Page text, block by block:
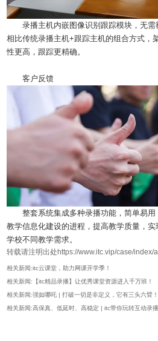
录播主机内嵌图像识别跟踪模块，无需
相比传统录播主机+跟踪主机的组合方式，
性更高，跟踪更精确。
客户反馈
整套系统集成多种录播功能，简单易
教学信息化建设的进程，提高教学质量，
学校不同教学需求。
转载请注明出处https://www.itc.vip/case/index/
相关新闻:itc云课堂，助力网课开学季！
相关新闻:【itc精品录播】让优秀课堂资源进入千万班！
相关新闻:强如哪吒 | 打破一切是非定义，它有三头六臂！
相关新闻:高保真、低延时、高稳定 | itc带你玩转互动录